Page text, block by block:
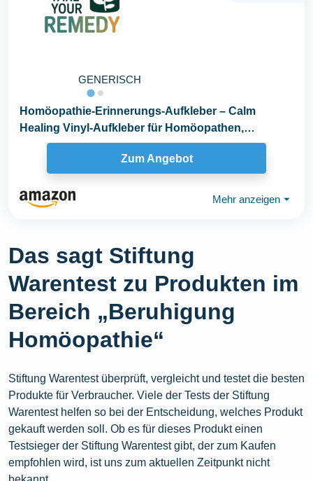
GENERISCH
Homöopathie-Erinnerungs-Aufkleber – Calm
Healing Vinyl-Aufkleber für Homöopathen,
natürliche...
Zum Angebot
Mehr anzeigen ⏷
Das sagt Stiftung
Warentest zu Produkten im
Bereich „Beruhigung
Homöopathie“
Stiftung Warentest überprüft, vergleicht und testet die besten
Produkte für Verbraucher. Viele der Tests der Stiftung
Warentest helfen so bei der Entscheidung, welches Produkt
gekauft werden soll. Ob es für dieses Produkt einen
Testsieger der Stiftung Warentest gibt, der zum Kaufen
empfohlen wird, ist uns zum aktuellen Zeitpunkt nicht